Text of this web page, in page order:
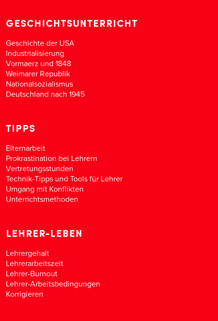
GESCHICHTSUNTERRICHT
Geschichte der USA
Industrialisierung
Vormaerz und 1848
Weimarer Republik
Nationalsozialismus
Deutschland nach 1945
TIPPS
Elternarbeit
Prokrastination bei Lehrern
Vertretungsstunden
Technik-Tipps und Tools für Lehrer
Umgang mit Konflikten
Unterrichtsmethoden
LEHRER-LEBEN
Lehrergehalt
Lehrerarbeitszeit
Lehrer-Burnout
Lehrer-Arbeitsbedingungen
Korrigieren